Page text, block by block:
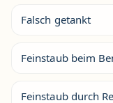
Falsch getankt
Feinstaub beim
Feinstaub durch